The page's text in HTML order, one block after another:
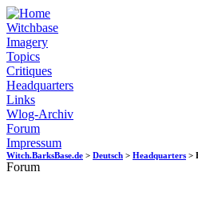
Witchbase
Imagery
Topics
Critiques
Headquarters
Links
Wlog-Archiv
Forum
Impressum
Witch.BarksBase.de > Deutsch > Headquarters >
Forum